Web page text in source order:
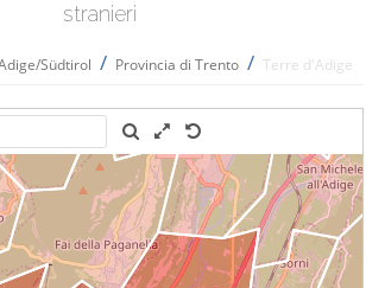
stranieri
Südtirol / Provincia di Trento / Terre d'Adige